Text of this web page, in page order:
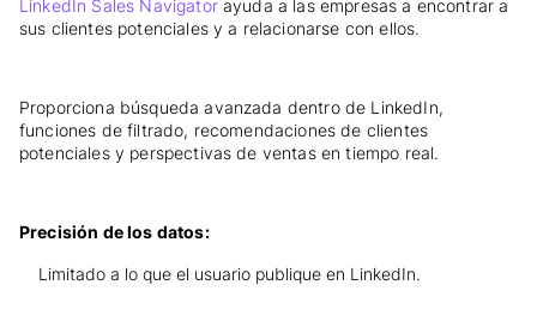
LinkedIn Sales Navigatorayuda a las empresas a encontrar a
sus clientes potenciales y a relacionarse con ellos.
Proporciona búsqueda avanzada dentro de LinkedIn,
funciones de filtrado, recomendaciones de clientes
potenciales y perspectivas de ventas en tiempo real.
Precisión de los datos:
Limitado a lo que el usuario publique en LinkedIn.